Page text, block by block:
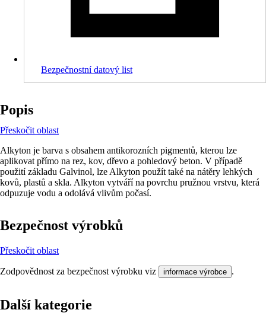
Bezpečnostní datový list
Popis
Přeskočit oblast
Alkyton je barva s obsahem antikorozních pigmentů, kterou lze
aplikovat přímo na rez, kov, dřevo a pohledový beton. V případě
použití základu Galvinol, lze Alkyton použít také na nátěry lehkých
kovů, plastů a skla. Alkyton vytváří na povrchu pružnou vrstvu, která
odpuzuje vodu a odolává vlivům počasí.
Bezpečnost výrobků
Přeskočit oblast
Zodpovědnost za bezpečnost výrobku viz informace výrobce .
Další kategorie